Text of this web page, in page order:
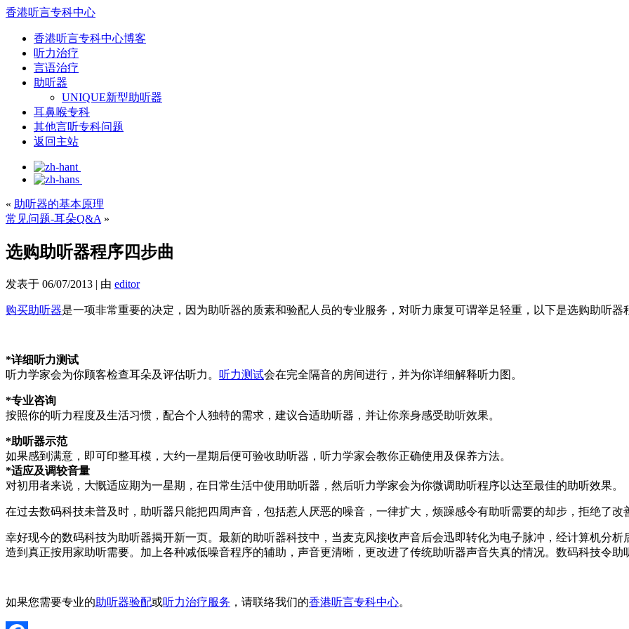
香港听言专科中心
香港听言专科中心博客
听力治疗
言语治疗
助听器
UNIQUE新型助听器
耳鼻喉专科
其他言听专科问题
返回主站
« 助听器的基本原理
常见问题-耳朵Q&A »
选购助听器程序四步曲
发表于 06/07/2013 | 由 editor
购买助听器是一项非常重要的决定，因为助听器的质素和验配人员的专业服务，对听力康复可谓举足轻重，以下是选购助听器
*详细听力测试
听力学家会为你顾客检查耳朵及评估听力。 听力测试会在完全隔音的房间进行，并为你详细解释听力图。
*专业咨询
按照你的听力程度及生活习惯，配合个人独特的需求，建议合适助听器，并让你亲身感受助听效果。
*助听器示范
如果感到满意，即可印整耳模，大约一星期后便可验收助听器，听力学家会教你正确使用及保养方法。
*适应及调较音量
对初用者来说，大慨适应期为一星期，在日常生活中使用助听器，然后听力学家会为你微调助听程序以达至最佳的助听效果。
在过去数码科技未普及时，助听器只能把四周声音，包括惹人厌恶的噪音，一律扩大，烦躁感令有助听需要的却步，拒绝了改
幸好现今的数码科技为助听器揭开新一页。最新的助听器科技中，当麦克风接收声音后会迅即转化为电子脉冲，经计算机分
造到真正按用家助听需要。加上各种减低噪音程序的辅助，声音更清晰，更改进了传统助听器声音失真的情况。数码科技令助
如果您需要专业的助听器验配或听力治疗服务 ，请联络我们的香港听言专科中心。